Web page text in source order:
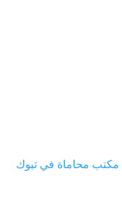
مكتب محاماة في تبوك